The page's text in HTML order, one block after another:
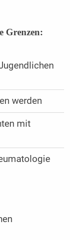
Grenzen:
werden
mit